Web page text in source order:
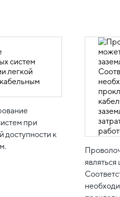
при
доступности к